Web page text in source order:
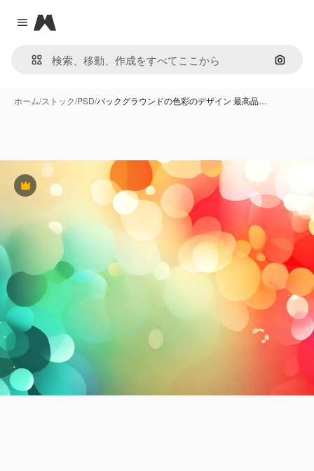
Close menu
Magnific
画像で
ホーム/ストック/PSD/バックグラウンドの色彩のデザイン 最高品…
Premium